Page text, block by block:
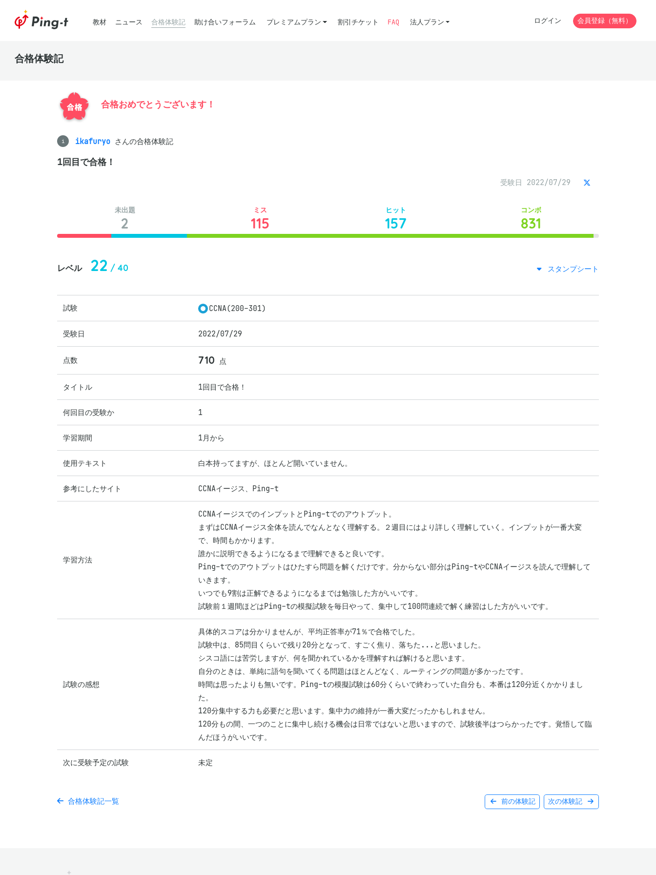
教材 ニュース 合格体験記 助け合いフォーラム プレミアムプラン 割引チケット FAQ 法人プラン ログイン 会員登録（無料）
合格体験記
合格おめでとうございます！
i ikafuryo さんの合格体験記
1回目で合格！
受験日 2022/07/29
未出題
2
ミス
115
ヒット
157
コンボ
831
レベル 22 / 40 スタンプシート
試験 CCNA(200-301)
受験日 2022/07/29
点数 710 点
タイトル 1回目で合格！
何回目の受験か 1
学習期間 1月から
使用テキスト 白本持ってますが、ほとんど開いていません。
参考にしたサイト CCNAイージス、Ping-t
学習方法
CCNAイージスでのインプットとPing-tでのアウトプット。
まずはCCNAイージス全体を読んでなんとなく理解する。２週目にはより詳しく理解していく。インプットが一番大変
で、時間もかかります。
誰かに説明できるようになるまで理解できると良いです。
Ping-tでのアウトプットはひたすら問題を解くだけです。分からない部分はPing-tやCCNAイージスを読んで理解して
いきます。
いつでも9割は正解できるようになるまでは勉強した方がいいです。
試験前１週間ほどはPing-tの模擬試験を毎日やって、集中して100問連続で解く練習はした方がいいです。
試験の感想
具体的スコアは分かりませんが、平均正答率が71％で合格でした。
試験中は、85問目くらいで残り20分となって、すごく焦り、落ちた...と思いました。
シスコ語には苦労しますが、何を聞かれているかを理解すれば解けると思います。
自分のときは、単純に語句を聞いてくる問題はほとんどなく、ルーティングの問題が多かったです。
時間は思ったよりも無いです。Ping-tの模擬試験は60分くらいで終わっていた自分も、本番は120分近くかかりまし
た。
120分集中する力も必要だと思います。集中力の維持が一番大変だったかもしれません。
120分もの間、一つのことに集中し続ける機会は日常ではないと思いますので、試験後半はつらかったです。覚悟して臨
んだほうがいいです。
次に受験予定の試験 未定
前の体験記 次の体験記
合格体験記一覧